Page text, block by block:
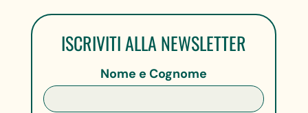
ISCRIVITI ALLA NEWSLETTER
Nome e Cognome